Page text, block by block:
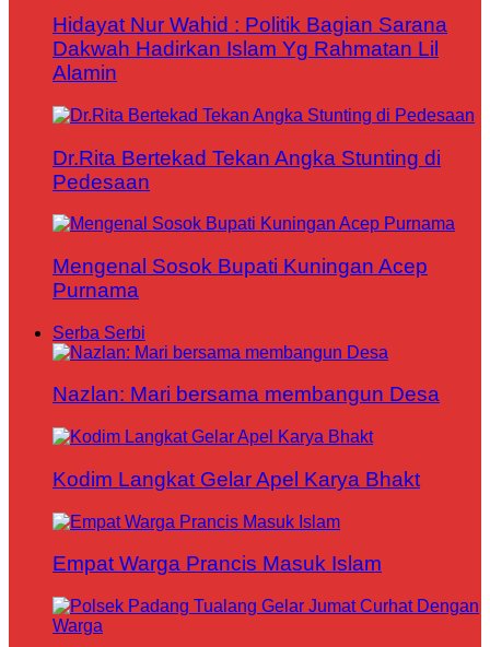
Hidayat Nur Wahid : Politik Bagian Sarana
Dakwah Hadirkan Islam Yg Rahmatan Lil
Alamin
Dr.Rita Bertekad Tekan Angka Stunting di
Pedesaan
Mengenal Sosok Bupati Kuningan Acep
Purnama
Serba Serbi
Nazlan: Mari bersama membangun Desa
Kodim Langkat Gelar Apel Karya Bhakt
Empat Warga Prancis Masuk Islam